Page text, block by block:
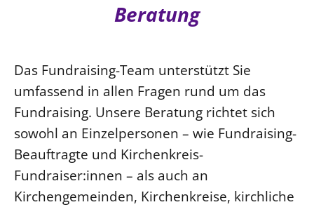
Beratung
Das Fundraising-Team unterstützt Sie
umfassend in allen Fragen rund um das
Fundraising. Unsere Beratung richtet sich
sowohl an Einzelpersonen – wie Fundraising-
Beauftragte und Kirchenkreis-
Fundraiser:innen – als auch an
Kirchengemeinden, Kirchenkreise, kirchliche